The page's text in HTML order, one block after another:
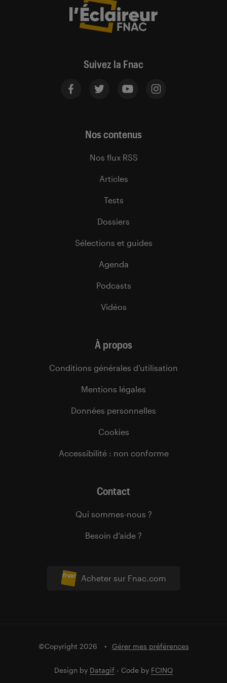
Suivez la Fnac
Acheter sur Fnac.com
Nos contenus
Nos flux RSS
Articles
Tests
Dossiers
Sélections et guides
Agenda
Podcasts
Vidéos
À propos
Conditions générales d’utilisation
Mentions légales
Données personnelles
Cookies
Accessibilité : non conforme
Contact
Qui sommes-nous ?
Besoin d’aide ?
©Copyright 2026 Gérer mes préférences
Design by Datagif - Code by FCINQ